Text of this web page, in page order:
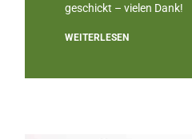
geschickt – vielen Dank!
WEITERLESEN